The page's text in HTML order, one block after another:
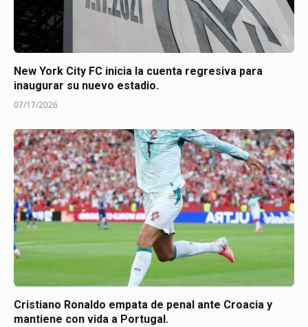
New York City FC inicia la cuenta regresiva para
inaugurar su nuevo estadio.
07/17/2026
Cristiano Ronaldo empata de penal ante Croacia y
mantiene con vida a Portugal.